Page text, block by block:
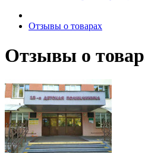
Отзывы о товарах
Отзывы о